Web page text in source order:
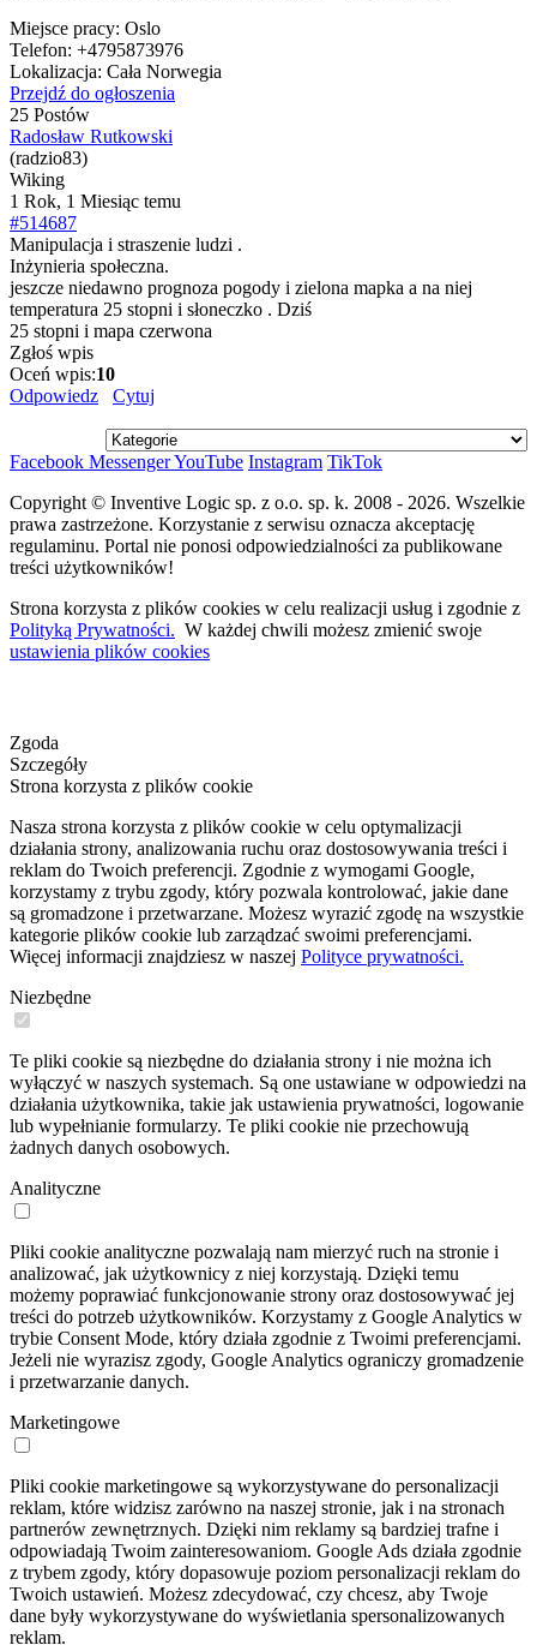
Miejsce pracy: Oslo
Telefon: +4795873976
Lokalizacja: Cała Norwegia
Przejdź do ogłoszenia
25 Postów
Radosław Rutkowski
(radzio83)
Wiking
1 Rok, 1 Miesiąc temu
#514687
Manipulacja i straszenie ludzi .
Inżynieria społeczna.
jeszcze niedawno prognoza pogody i zielona mapka a na niej
temperatura 25 stopni i słoneczko . Dziś
25 stopni i mapa czerwona
Zgłoś wpis
Oceń wpis:10
Odpowiedz
Cytuj
Facebook MessengerYouTube Instagram TikTok
Copyright © Inventive Logic sp. z o.o. sp. k. 2008 - 2026. Wszelkie
prawa zastrzeżone. Korzystanie z serwisu oznacza akceptację
regulaminu. Portal nie ponosi odpowiedzialności za publikowane
treści użytkowników!
Strona korzysta z plików cookies w celu realizacji usług i zgodnie z
Polityką Prywatności. W każdej chwili możesz zmienić swoje
ustawienia plików cookies
Zgoda
Szczegóły
Strona korzysta z plików cookie
Nasza strona korzysta z plików cookie w celu optymalizacji
działania strony, analizowania ruchu oraz dostosowywania treści i
reklam do Twoich preferencji. Zgodnie z wymogami Google,
korzystamy z trybu zgody, który pozwala kontrolować, jakie dane
są gromadzone i przetwarzane. Możesz wyrazić zgodę na wszystkie
kategorie plików cookie lub zarządzać swoimi preferencjami.
Więcej informacji znajdziesz w naszej Polityce prywatności.
Niezbędne
Te pliki cookie są niezbędne do działania strony i nie można ich
wyłączyć w naszych systemach. Są one ustawiane w odpowiedzi na
działania użytkownika, takie jak ustawienia prywatności, logowanie
lub wypełnianie formularzy. Te pliki cookie nie przechowują
żadnych danych osobowych.
Analityczne
Pliki cookie analityczne pozwalają nam mierzyć ruch na stronie i
analizować, jak użytkownicy z niej korzystają. Dzięki temu
możemy poprawiać funkcjonowanie strony oraz dostosowywać jej
treści do potrzeb użytkowników. Korzystamy z Google Analytics w
trybie Consent Mode, który działa zgodnie z Twoimi preferencjami.
Jeżeli nie wyrazisz zgody, Google Analytics ograniczy gromadzenie
i przetwarzanie danych.
Marketingowe
Pliki cookie marketingowe są wykorzystywane do personalizacji
reklam, które widzisz zarówno na naszej stronie, jak i na stronach
partnerów zewnętrznych. Dzięki nim reklamy są bardziej trafne i
odpowiadają Twoim zainteresowaniom. Google Ads działa zgodnie
z trybem zgody, który dopasowuje poziom personalizacji reklam do
Twoich ustawień. Możesz zdecydować, czy chcesz, aby Twoje
dane były wykorzystywane do wyświetlania spersonalizowanych
reklam.